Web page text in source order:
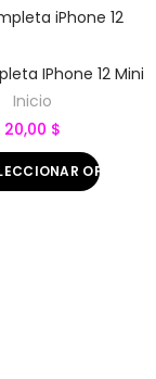
IPhone 12 Mini
Inicio
20,00 $
OPCIONES